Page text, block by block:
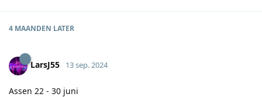
4 MAANDEN LATER
LarsJ55 13 sep. 2024
Assen 22 - 30 juni